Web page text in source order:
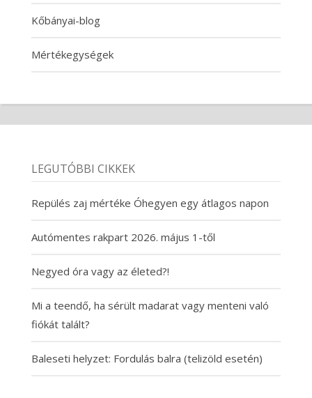
Kőbányai-blog
Mértékegységek
LEGUTÓBBI CIKKEK
Repülés zaj mértéke Óhegyen egy átlagos napon
Autómentes rakpart 2026. május 1-től
Negyed óra vagy az életed?!
Mi a teendő, ha sérült madarat vagy menteni való
fiókát talált?
Baleseti helyzet: Fordulás balra (telizöld esetén)